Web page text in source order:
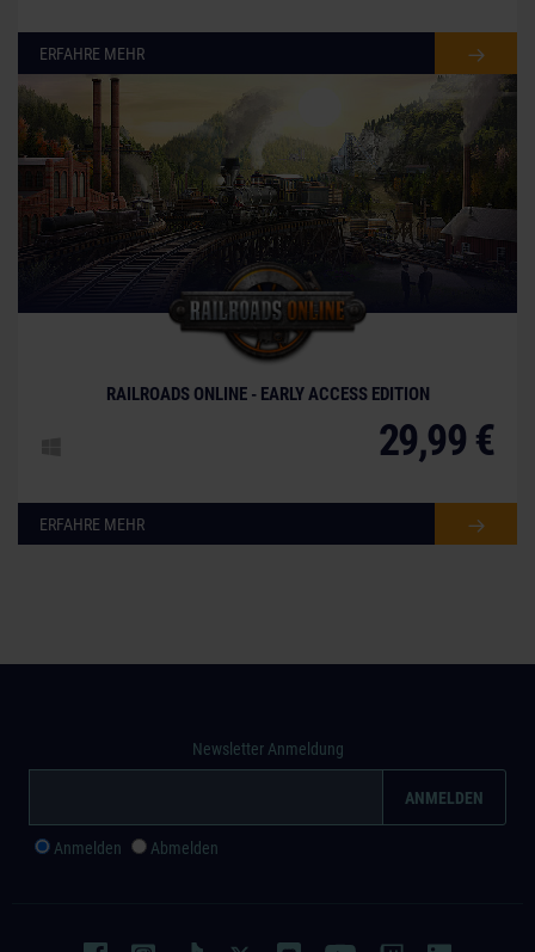
ERFAHRE MEHR
© [Translate to German:]
RAILROADS ONLINE - EARLY ACCESS EDITION
29,99 €
ERFAHRE MEHR
Newsletter Anmeldung
Anmelden Abmelden